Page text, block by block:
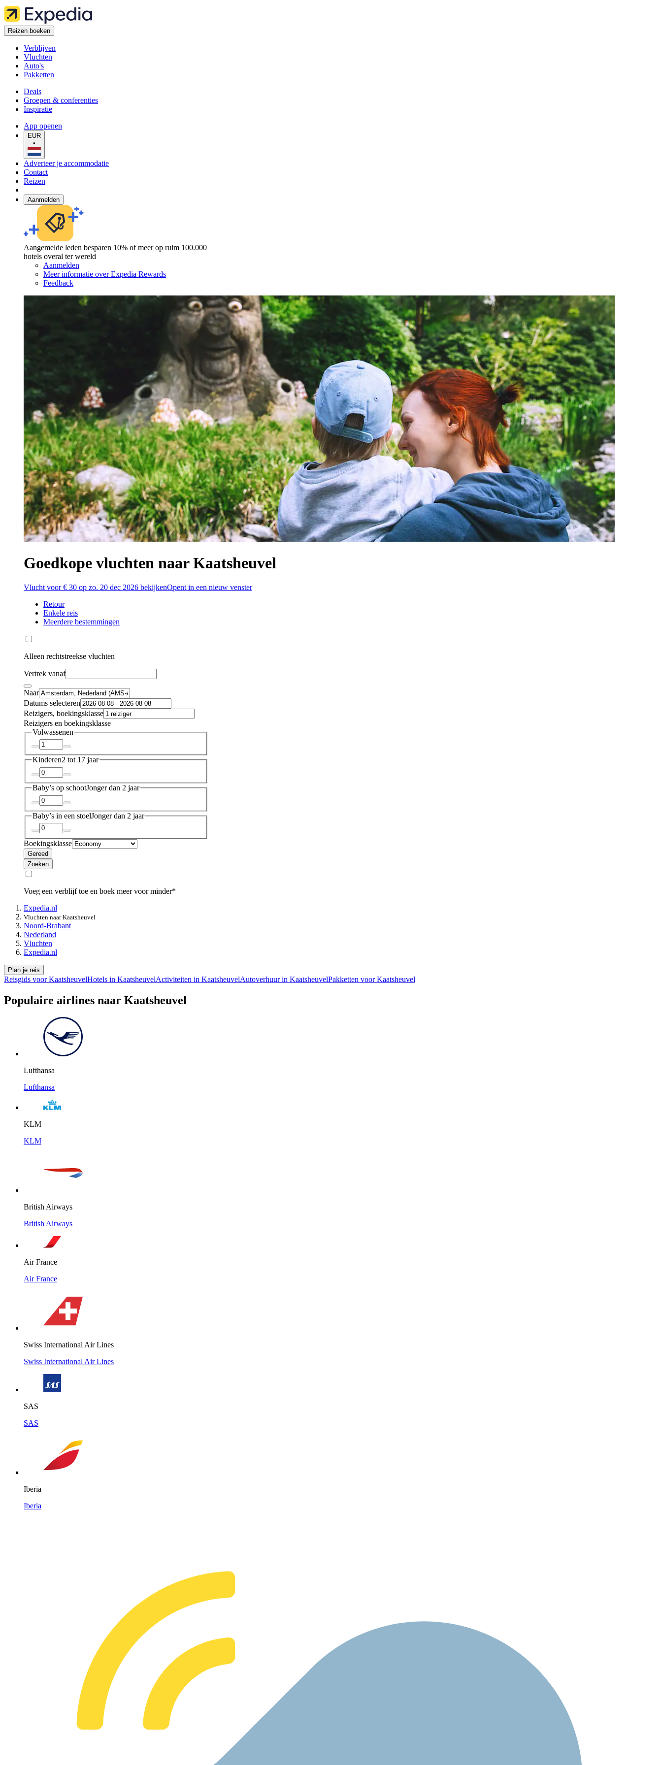
Reizen boeken
Verblijven
Vluchten
Auto's
Pakketten
Deals
Groepen & conferenties
Inspiratie
App openen
EUR
•
Adverteer je accommodatie
Contact
Reizen
Aanmelden
Aangemelde leden besparen 10% of meer op ruim 100.000
hotels overal ter wereld
Aanmelden
Meer informatie over Expedia Rewards
Feedback
Goedkope vluchten naar Kaatsheuvel
Vlucht voor € 30 op zo. 20 dec 2026 bekijkenOpent in een nieuw venster
Retour
Enkele reis
Meerdere bestemmingen
Alleen rechtstreekse vluchten
Vertrek vanaf
Naar
Datums selecteren
Reizigers, boekingsklasse
Reizigers en boekingsklasse
Volwassenen
Kinderen2 tot 17 jaar
Baby’s op schootJonger dan 2 jaar
Baby’s in een stoelJonger dan 2 jaar
Boekingsklasse
Gereed
Zoeken
Voeg een verblijf toe en boek meer voor minder*
Expedia.nl
Vluchten naar Kaatsheuvel
Noord-Brabant
Nederland
Vluchten
Expedia.nl
Plan je reis
Reisgids voor KaatsheuvelHotels in KaatsheuvelActiviteiten in KaatsheuvelAutoverhuur in KaatsheuvelPakketten voor Kaatsheuvel
Populaire airlines naar Kaatsheuvel
Lufthansa
Lufthansa
KLM
KLM
British Airways
British Airways
Air France
Air France
Swiss International Air Lines
Swiss International Air Lines
SAS
SAS
Iberia
Iberia